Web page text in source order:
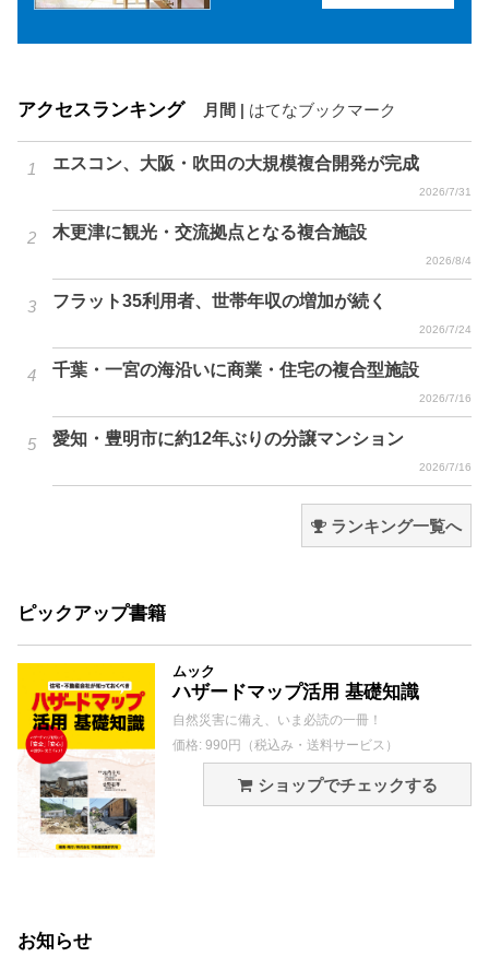
アクセスランキング 月間 はてなブックマーク
エスコン、大阪・吹田の大規模複合開発が完成
2026/7/31
木更津に観光・交流拠点となる複合施設
2026/8/4
フラット35利用者、世帯年収の増加が続く
2026/7/24
千葉・一宮の海沿いに商業・住宅の複合型施設
2026/7/16
愛知・豊明市に約12年ぶりの分譲マンション
2026/7/16
ランキング一覧へ
ピックアップ書籍
ムック
ハザードマップ活用 基礎知識
自然災害に備え、いま必読の一冊！
価格: 990円（税込み・送料サービス）
ショップでチェックする
お知らせ